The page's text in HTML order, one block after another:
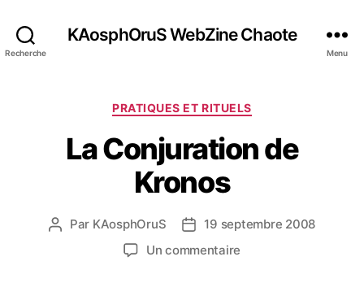
Recherche
KAosphOruS WebZine Chaote
Menu
C
t
é
g
o
i
e
PRATIQUES ET RITUELS
La Conjuration de
Kronos
A Par KAosphOruS
D 19 septembre 2008
Un commentaire